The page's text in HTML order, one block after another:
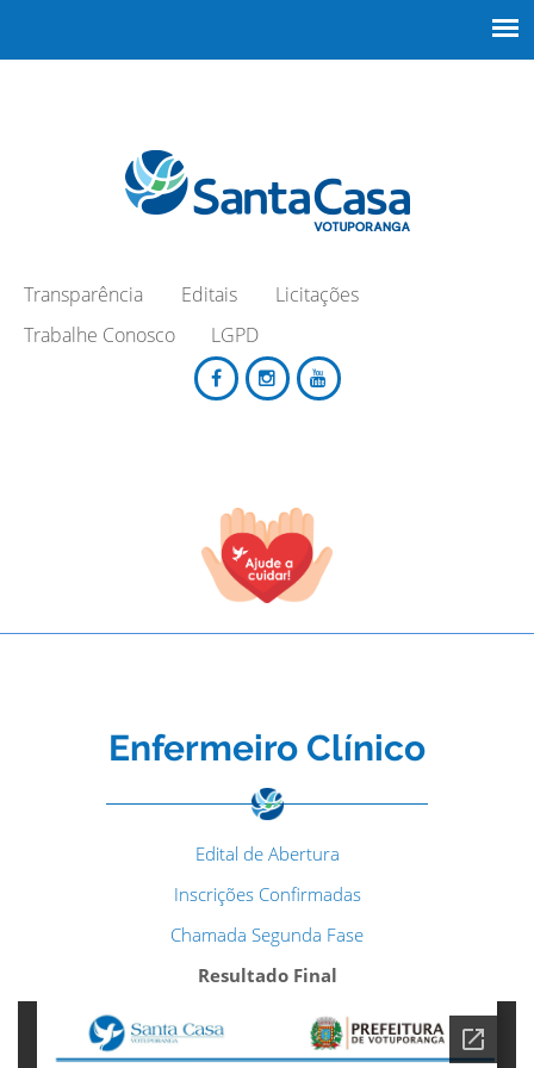
Transparência Editais
Licitações
Trabalhe Conosco
LGPD
TODOS OS CAMPOS SÃO OBRIGATÓRIOS.
Enfermeiro Clínico
Edital de Abertura
Inscrições Confirmadas
Chamada Segunda Fase
Resultado Final